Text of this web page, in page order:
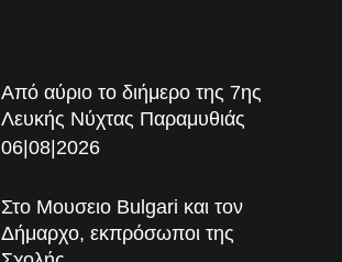
Από αύριο το διήμερο της 7ης
Λευκής Νύχτας Παραμυθιάς
06|08|2026
Στο Μουσειο Bulgari και τον
Δήμαρχο, εκπρόσωποι της